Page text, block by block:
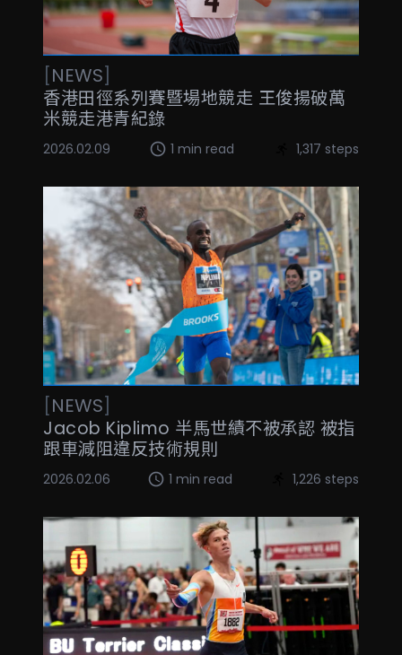
[NEWS]
香港田徑系列賽暨場地競走 王俊揚破萬
米競走港青紀錄
2026.02.09 1 min read 1,317 steps
[NEWS]
Jacob Kiplimo 半馬世績不被承認 被指
跟車減阻違反技術規則
2026.02.06 1 min read 1,226 steps